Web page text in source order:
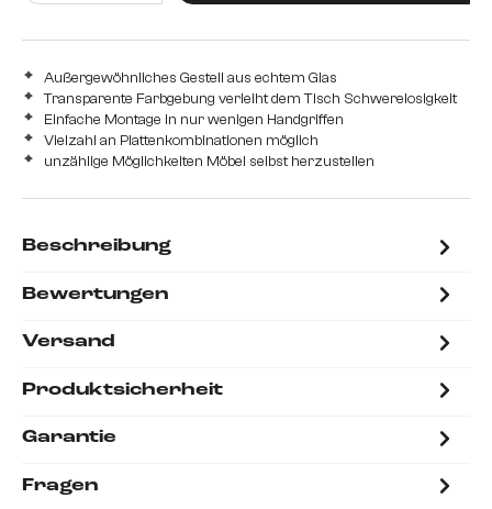
Außergewöhnliches Gestell aus echtem Glas
Transparente Farbgebung verleiht dem Tisch Schwerelosigkeit
Einfache Montage in nur wenigen Handgriffen
Vielzahl an Plattenkombinationen möglich
unzählige Möglichkeiten Möbel selbst herzustellen
Beschreibung
Bewertungen
Versand
Produktsicherheit
Garantie
Fragen